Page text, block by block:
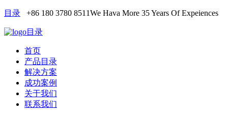
目录 +86 180 3780 8511We Hava More 35 Years Of Expeiences
目录
首页
产品目录
解决方案
成功案例
关于我们
联系我们